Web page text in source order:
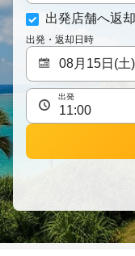
出発店舗へ返却
出発・返却日時
出発